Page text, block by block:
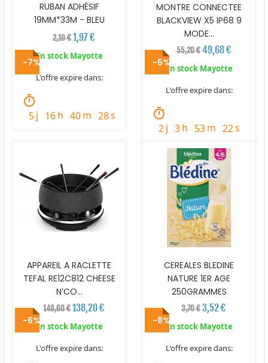
RUBAN ADHÉSIF
19MM*33M - BLEU
2,10 €1,97 €
En stock Mayotte
L'offre expire dans:
timer
5j 16h 40m 27s
MONTRE CONNECTEE
BLACKVIEW X5 IP68 9
MODE...
55,20 € 49,68 €
En stock Mayotte
L'offre expire dans:
timer
2j 3h 53m 21s
-7%
APPAREIL A RACLETTE
TEFAL RE12C812 CHEESE
N’CO...
148,60 €138,20 €
En stock Mayotte
L'offre expire dans:
-5%
CEREALES BLEDINE
NATURE 1ER AGE
250GRAMMES
3,70 €3,52 €
En stock Mayotte
L'offre expire dans:
-6% -8%